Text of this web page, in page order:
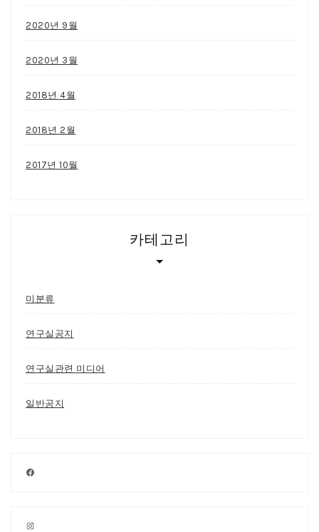
2020년 9월
2020년 3월
2018년 4월
2018년 2월
2017년 10월
카테고리
미분류
연구실공지
연구실관련 미디어
일반공지
Facebook
Instagram